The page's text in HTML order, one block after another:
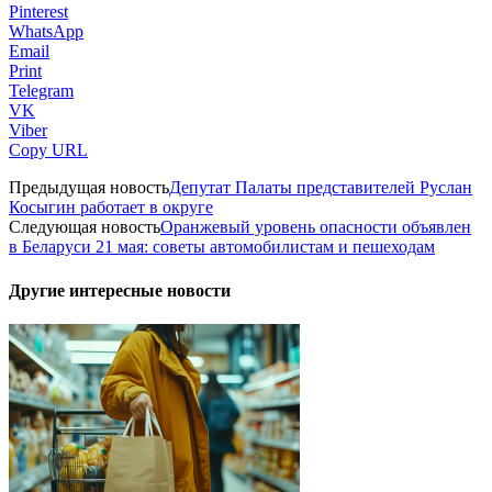
Pinterest
WhatsApp
Email
Print
Telegram
VK
Viber
Copy URL
Предыдущая новостьДепутат Палаты представителей Руслан
Косыгин работает в округе
Следующая новостьОранжевый уровень опасности объявлен
в Беларуси 21 мая: советы автомобилистам и пешеходам
Другие интересные новости